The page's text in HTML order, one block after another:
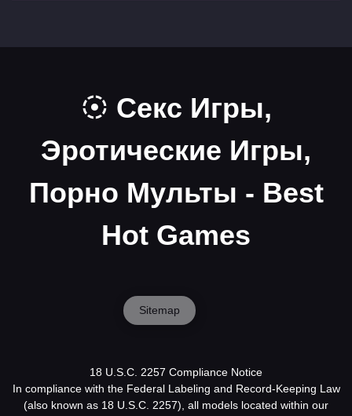
Секс Игры,
Эротические Игры,
Порно Мульты - Best
Hot Games
Sitemap
18 U.S.C. 2257 Compliance Notice
In compliance with the Federal Labeling and Record-Keeping Law
(also known as 18 U.S.C. 2257), all models located within our